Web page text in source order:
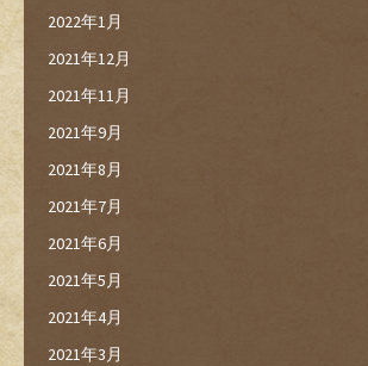
2022年1月
2021年12月
2021年11月
2021年9月
2021年8月
2021年7月
2021年6月
2021年5月
2021年4月
2021年3月